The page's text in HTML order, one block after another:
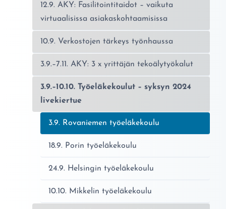
12.9. AKY: Fasilitointitaidot – vaikuta
virtuaalisissa asiakaskohtaamisissa
10.9. Verkostojen tärkeys työnhaussa
3.9.–7.11. AKY: 3 x yrittäjän tekoälytyökalut
3.9.–10.10. Työeläkekoulut – syksyn 2024
livekiertue
Nykyinen sivu:
3.9. Rovaniemen työeläkekoulu
18.9. Porin työeläkekoulu
24.9. Helsingin työeläkekoulu
10.10. Mikkelin työeläkekoulu